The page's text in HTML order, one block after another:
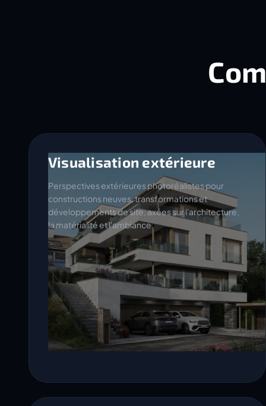
Visualisation extérieure
Perspectives extérieures photoréalistes pour
constructions neuves, transformations et
développements de site, axées sur l'architecture,
la matérialité et l'ambiance.